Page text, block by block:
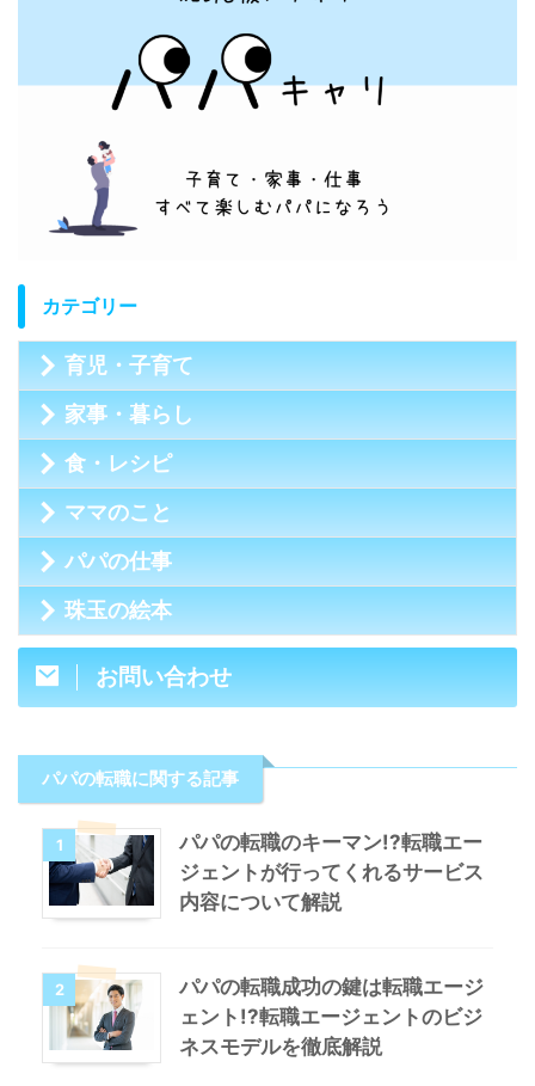
カテゴリー
育児・子育て
家事・暮らし
食・レシピ
ママのこと
パパの仕事
珠玉の絵本
お問い合わせ
パパの転職に関する記事
1
パパの転職のキーマン!?転職エー
ジェントが行ってくれるサービス
内容について解説
2
パパの転職成功の鍵は転職エージ
ェント!?転職エージェントのビジ
ネスモデルを徹底解説